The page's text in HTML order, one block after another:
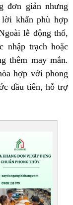
đơn giản nhưng
khấn phù hợp
lễ động thổ,
nhập trạch hoặc
thêm may mắn.
hợp với phong
đầu tiên, hỗ trợ